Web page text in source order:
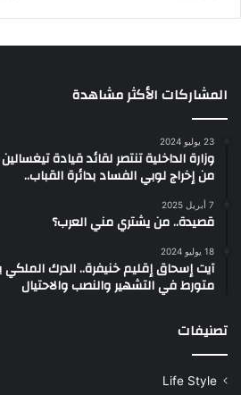
المشاركات الأكثر مشاهدة
23 يوليو 2024
وزارة الداخلية تنتصر لقائد قيادة
من إخراج لوبي الفساد بدائرة القباب..
7 أبريل 2025
قصيدة.. من يشتري مني العرب؟
18 يوليو 2024
آيت إسحاق إقليم خنيفرة.. الدرك
متورط في التشهير والنصب والاحتيال
تصنيفات
Life Style